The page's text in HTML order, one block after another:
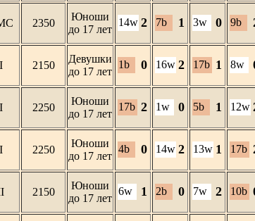
2350
Юноши
до 17 лет
14w 2 7b 1 3w 0 9b
I 2150
Девушки
до 17 лет
1b 0 16w 2 17b 1 8w
I 2250
Юноши
до 17 лет
17b 2 1w 0 5b 1 12w
I 2250
Юноши
до 17 лет
4b 0 14w 2 13w 1 17b
2150
Юноши
до 17 лет
6w 1 2b 0 7w 2 10b